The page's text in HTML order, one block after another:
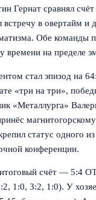
Гернат сравнял
встречу в овертайм и
Обе команды
времени на пределе
стал эпизод на
«три на три»,
«Металлурга»
статус одного
конференции.
счёт — 5:4
1:0, 3:2, 1:0). У